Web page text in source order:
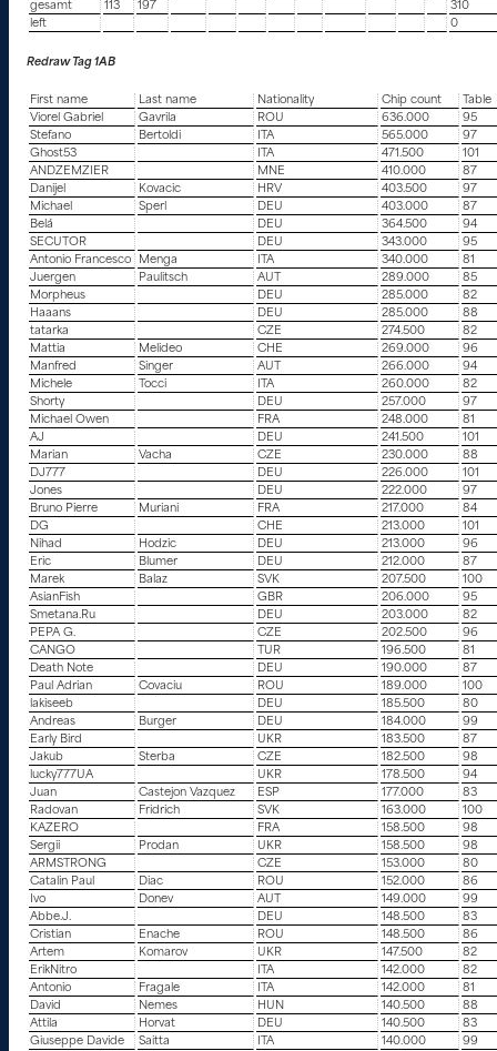
gesamt
113 197
310
left
0
Redraw Tag 1AB
First name Last name Nationality Chip count
Table
Viorel Gabriel
Gavrila ROU 636.000
95
Stefano
Bertoldi ITA 565.000
97
Ghost53
ITA 471.500
101
ANDZEMZIER
MNE 410.000
87
Danijel
Kovacic HRV 403.500
97
Michael
Sperl DEU 403.000
87
Belá
DEU 364.500
94
SECUTOR
DEU 343.000
95
Antonio Francesco
Menga ITA 340.000
81
Juergen
Paulitsch AUT 289.000
85
Morpheus
DEU 285.000
82
Haaans
DEU 285.000
88
tatarka
CZE 274.500
82
Mattia
Melideo CHE 269.000
96
Manfred
Singer AUT 266.000
94
Michele
Tocci ITA 260.000
82
Shorty
DEU 257.000
97
Michael Owen
FRA 248.000
81
AJ
DEU 241.500
101
Marian
Vacha CZE 230.000
88
DJ777
DEU 226.000
101
Jones
DEU 222.000
97
Bruno Pierre
Muriani FRA 217.000
84
DG
CHE 213.000
101
Nihad
Hodzic DEU 213.000
96
Eric
Blumer DEU 212.000
87
Marek
Balaz SVK 207.500
100
AsianFish
GBR 206.000
95
Smetana.Ru
DEU 203.000
82
PEPA G.
CZE 202.500
96
CANGO
TUR 196.500
81
Death Note
DEU 190.000
87
Paul Adrian
Covaciu ROU 189.000
100
lakiseeb
DEU 185.500
80
Andreas
Burger DEU 184.000
99
Early Bird
UKR 183.500
87
Jakub
Sterba CZE 182.500
98
lucky777UA
UKR 178.500
94
Juan
Castejon Vazquez ESP 177.000
83
Radovan
Fridrich SVK 163.000
100
KAZERO
FRA 158.500
98
Sergii
Prodan UKR 158.500
98
ARMSTRONG
CZE 153.000
80
Catalin Paul
Diac ROU 152.000
86
Ivo
Donev AUT 149.000
99
Abbe.J.
DEU 148.500
83
Cristian
Enache ROU 148.500
86
Artem
Komarov UKR 147.500
82
ErikNitro
ITA 142.000
82
Antonio
Fragale ITA 142.000
81
David
Nemes HUN 140.500
88
Attila
Horvat DEU 140.500
83
Giuseppe Davide
Saitta ITA 140.000
99